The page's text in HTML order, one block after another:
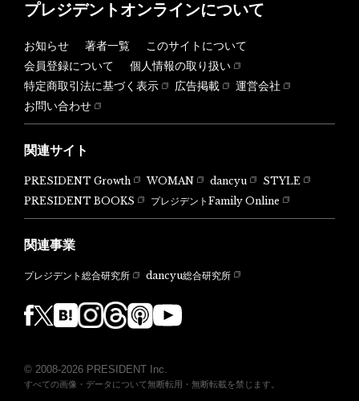
プレジデントオンラインについて
お知らせ 著者一覧
このサイトについて
会員登録について
個人情報の取り扱い
特定商取引法に基づく表示
広告掲載
運営会社
お問い合わせ
関連サイト
PRESIDENT Growth WOMAN dancyu
STYLE
PRESIDENT BOOKS
プレジデントFamily Online
関連事業
プレジデント総合研究所 dancyu総合研究所
© 2008-2026 PRESIDENT Inc.
すべての画像・データについて無断転用・無断転載を禁じます。